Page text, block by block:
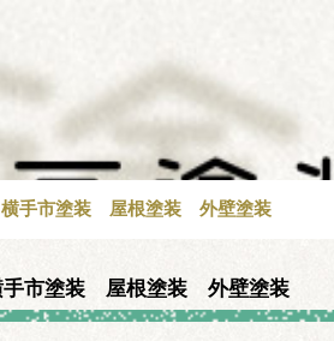
横手市塗装 屋根塗装 外壁塗装
手市塗装 屋根塗装 外壁塗装